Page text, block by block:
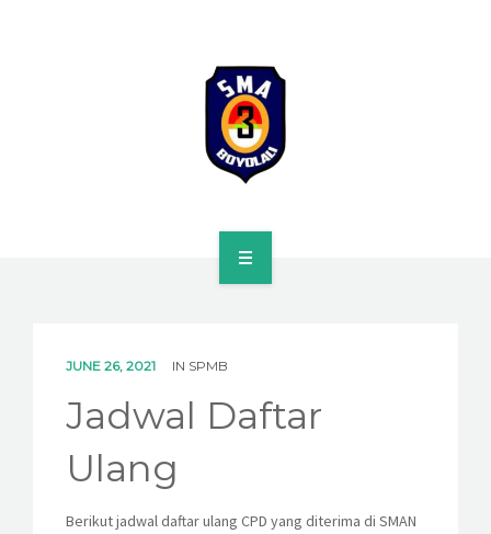
JUNE 26, 2021 IN SPMB
Jadwal Daftar
Ulang
Berikut jadwal daftar ulang CPD yang diterima di SMAN